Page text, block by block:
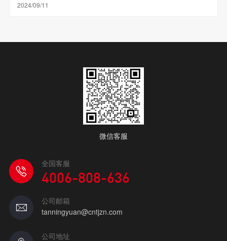
2024/09/11
微信客服
全国客服
4006-808-636
公司邮箱
tanningyuan@cntjzn.com
公司地址